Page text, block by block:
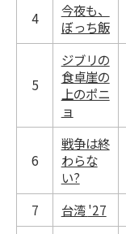
4
今夜も、
ぼっち飯
5
ジブリの
食卓崖の
上のポニ
ョ
6
戦争は終
わらな
い?
7 台湾 '27